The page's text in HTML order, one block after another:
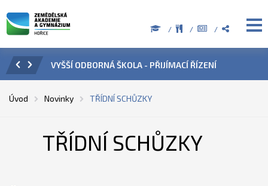
ŘÍZENÍ ÚŘEDNÍ HODINY V OBDOBÍ LETNÍCH
Úvod Novinky TŘÍDNÍ SCHŮZKY
TŘÍDNÍ SCHŮZKY